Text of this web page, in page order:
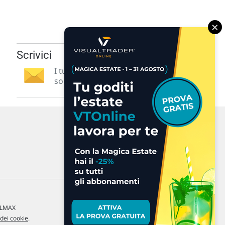
Scrivici
I tuoi suggerimenti per noi
sono preziosi e molto utili! »
cookie.
×